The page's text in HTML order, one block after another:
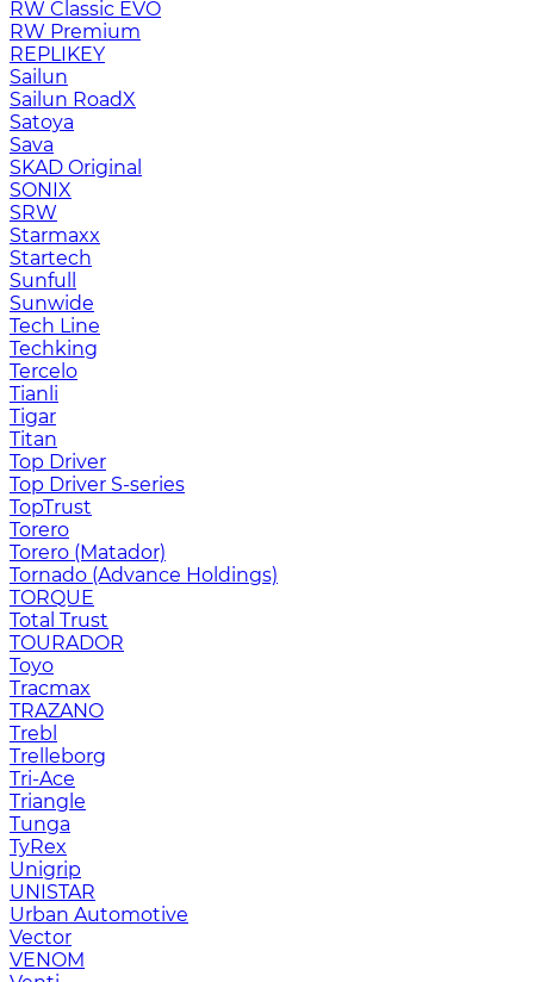
RW Classic EVO
RW Premium
RЕPLIKEY
Sailun
Sailun RoadX
Satoya
Sava
SKAD Original
SONIX
SRW
Starmaxx
Startech
Sunfull
Sunwide
Tech Line
Techking
Tercelo
Tianli
Tigar
Titan
Top Driver
Top Driver S-series
TopTrust
Torero
Torero (Matador)
Tornado (Advance Holdings)
TORQUE
Total Trust
TOURADOR
Toyo
Tracmax
TRAZANO
Trebl
Trelleborg
Tri-Ace
Triangle
Tunga
TyRex
Unigrip
UNISTAR
Urban Automotive
Vector
VENOM